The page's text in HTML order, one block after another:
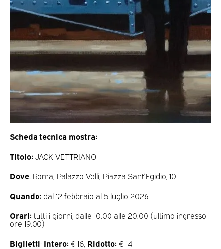
Scheda tecnica mostra:
Titolo: JACK VETTRIANO
Dove: Roma, Palazzo Velli, Piazza Sant’Egidio, 10
Quando: dal 12 febbraio al 5 luglio 2026
Orari: tutti i giorni, dalle 10.00 alle 20.00 (ultimo ingresso
ore 19.00)
Biglietti: Intero: € 16, Ridotto: € 14